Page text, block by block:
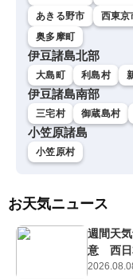
あきる野市
西東京
奥多摩町
伊豆諸島北部
大島町 利島村
伊豆諸島南部
三宅村 御蔵島村
小笠原諸島
小笠原村
お天気ニュース
週間天
意 西日